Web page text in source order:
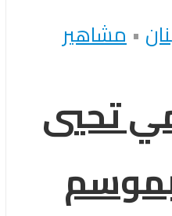
•مشاهير
تحيي
بموسم